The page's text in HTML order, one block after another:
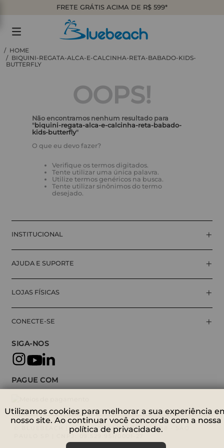
FRETE GRÁTIS ACIMA DE R$ 599*
BIQUINI-REGATA-ALCA-E-CALCINHA-RETA-BABADO-KIDS-
BUTTERFLY
OOPS!
Não encontramos nenhum resultado para
" biquini-regata-alca-e-calcinha-reta-babado-
kids-butterfly"
O que eu devo fazer?
Verifique os termos digitados.
Tente utilizar uma única palavra.
Utilize termos genéricos na busca.
Tente utilizar sinônimos do termo
desejado.
INSTITUCIONAL +
AJUDA E SUPORTE +
LOJAS FÍSICAS +
CONECTE-SE +
SIGA-NOS
PAGUE COM
© BLUEBEACH | AV. NOVA CANTAREIRA, 698 - SÃO
PAULO SP | CNPJ: 09.529.951/0001-27
Utilizamos cookies para melhorar a sua experiência
nosso site. Ao continuar você concorda com a nossa
política de privacidade.